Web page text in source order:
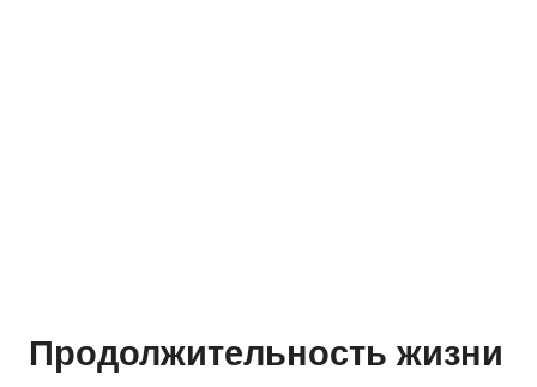
Продолжительность жизни